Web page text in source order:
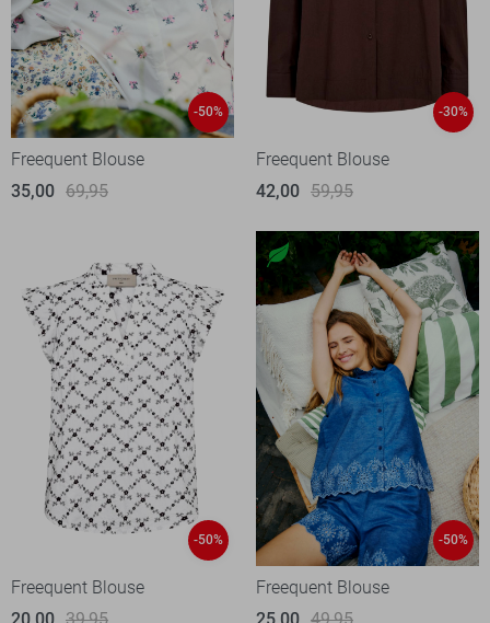
-50%
Freequent Blouse
35,00 69,95
-30%
Freequent Blouse
42,00 59,95
-50%
Freequent Blouse
-50%
Freequent Blouse